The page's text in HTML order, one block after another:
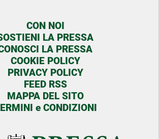
CON NOI
LA PRESSA
LA PRESSA
COOKIE POLICY
PRIVACY POLICY
FEED RSS
MAPPA DEL SITO
e CONDIZIONI